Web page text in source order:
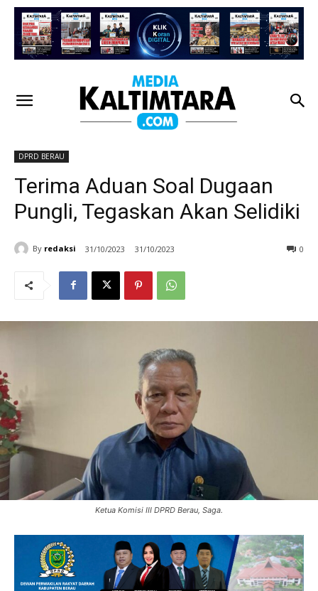
DPRD BERAU
Terima Aduan Soal Dugaan
Pungli, Tegaskan Akan Selidiki
By redaksi 31/10/2023 31/10/2023 0
Ketua Komisi III DPRD Berau, Saga.